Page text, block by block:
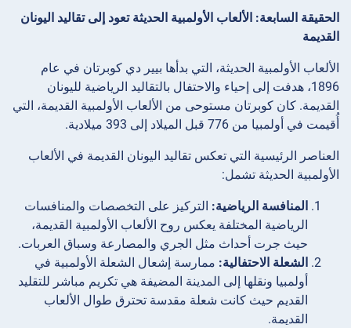
الحقيقة السابعة: الألعاب الأولمبية الحديثة تعود إلى تقاليد اليونان
القديمة
الألعاب الأولمبية الحديثة، التي بدأها بيير دي كوبرتان في عام
1896، هدفت إلى إحياء والاحتفال بالتقاليد الرياضية لليونان
القديمة. كان كوبرتان مستوحى من الألعاب الأولمبية القديمة، التي
أُقيمت في أولمبيا من 776 قبل الميلاد إلى 393 ميلادية.
العناصر الرئيسية التي تعكس تقاليد اليونان القديمة في الألعاب
الأولمبية الحديثة تشمل:
المنافسة الرياضية: التركيز على التخصصات والمنافسات
الرياضية المختلفة يعكس روح الألعاب الأولمبية القديمة،
حيث جرت أحداث مثل الجري والمصارعة وسباق العربات.
الشعلة الاحتفالية: ممارسة إشعال الشعلة الأولمبية في
أولمبيا ونقلها إلى المدينة المضيفة هي تكريم مباشر للتقليد
القديم حيث كانت شعلة مقدسة تحترق طوال الألعاب
القديمة.